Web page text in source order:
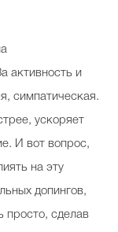
активность и
симпатическая.
ускоряет
И вот вопрос,
на эту
допингов,
просто, сделав